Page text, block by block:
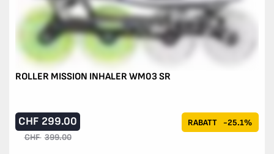
ROLLER MISSION INHALER WM03 SR
RABATT -25.1%
CHF 299.00
CHF 399.00